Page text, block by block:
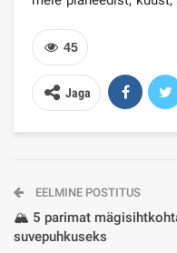
45
Jaga
EELMINE POSTITUS
🏔️ 5 parimat
suvepuhkuseks